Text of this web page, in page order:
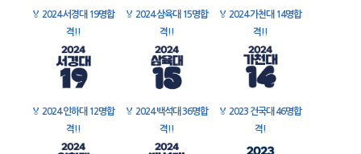
🏅 2024 서경대 19명합
격!!
🏅 2024 삼육대 15명합
격!!
🏅 2024 가천대 14명합
격!!
🏅 2024 인하대 12명합
격!!
🏅 2024 백석대 36명합
격!!
🏅 2023 건국대 46명합
격!